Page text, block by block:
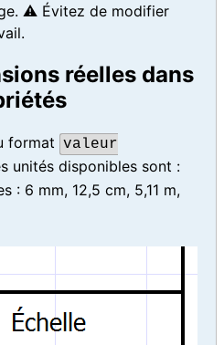
⚠️ Évitez de modifier
réelles dans
format valeur
unités disponibles sont :
: 6 mm, 12,5 cm, 5,11 m,